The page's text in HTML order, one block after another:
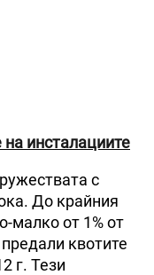
на инсталациите
с
До крайния
малко от 1% от
квотите
г. Тези